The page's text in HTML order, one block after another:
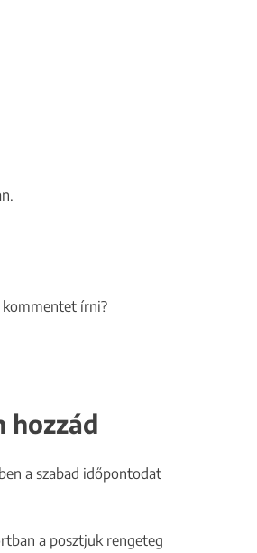
kommentet írni?
hozzád
a szabad időpontodat
a posztjuk rengeteg